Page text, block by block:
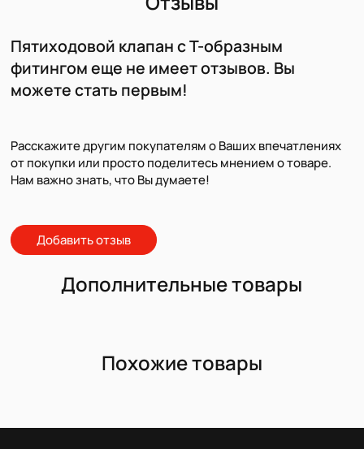
Пятиходовой клапан с Т-образным
фитингом еще не имеет отзывов. Вы
можете стать первым!
Расскажите другим покупателям о Ваших впечатлениях
от покупки или просто поделитесь мнением о товаре.
Нам важно знать, что Вы думаете!
Добавить отзыв
Дополнительные товары
Похожие товары